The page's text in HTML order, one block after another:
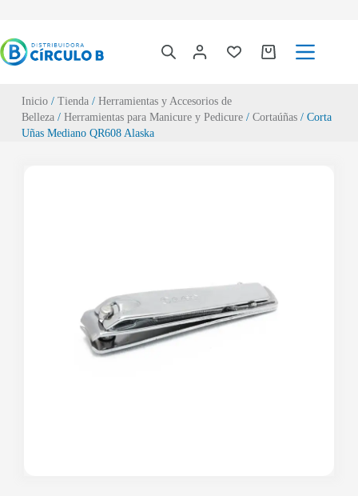
Inicio/ Tienda/ Herramientas y Accesorios de
Belleza/ Herramientas para Manicure y Pedicure/ Cortaúñas/ Corta
Uñas Mediano QR608 Alaska